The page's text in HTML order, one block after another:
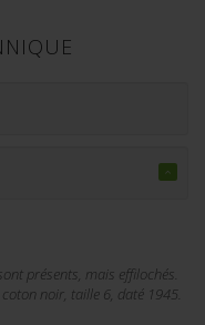
présents, mais effilochés.
noir, taille 6, daté 1945.